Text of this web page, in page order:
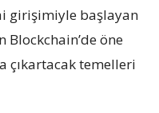
girişimiyle başlayan
Blockchain’de öne
çıkartacak temelleri